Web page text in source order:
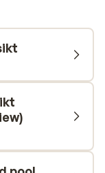
och har därför
det stilrena
Här
en spännande
något
direkt på
och